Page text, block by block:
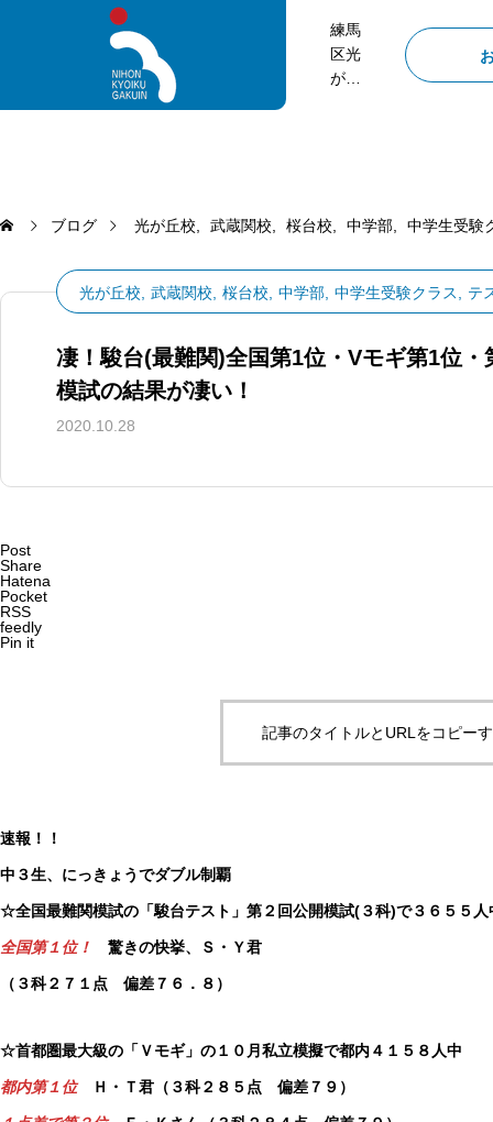
練馬
区光
が
る塾
教育
学院
ブログ 光が丘校 武蔵関校 桜台校 中学部 中学生受験
光が丘校 武蔵関校 桜台校 中学部 中学生受験クラス テ
凄！駿台(最難関)全国第1位・Vモギ第1位
模試の結果が凄い！
2020.10.28
Post
Share
Hatena
Pocket
RSS
feedly
Pin it
記事のタイトルとURLをコピー
速報！！
中３生、にっきょうでダブル制覇
☆全国最難関模試の「駿台テスト」第２回公開模試(３科)で３６５５人
全国第１位！ 驚きの快挙、Ｓ・Ｙ君
（３科２７１点 偏差７６．８）
☆首都圏最大級の「Ｖモギ」の１０月私立模擬で都内４１５８人中
都内第１位Ｈ・Ｔ君（３科２８５点 偏差７９）